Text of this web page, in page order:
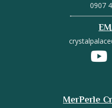
0907
MerPerle